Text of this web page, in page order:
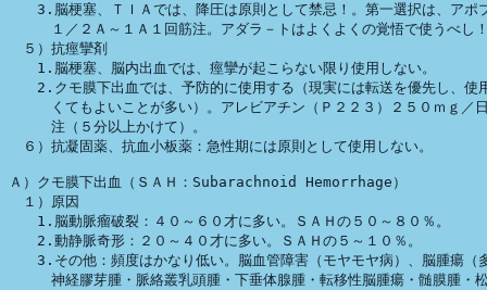
3.脳梗塞、ＴＩＡでは、降圧は原則として禁忌！。第一選択は、アポ
１／２Ａ～１Ａ１回筋注。アダラ－トはよくよくの覚悟で使うべし
５）抗痙攣剤
1.脳梗塞、脳内出血では、痙攣が起こらない限り使用しない。
2.クモ膜下出血では、予防的に使用する（現実には転送を優先し、使
くてもよいことが多い）。アレビアチン（Ｐ２２３）２５０ｍｇ／
注（５分以上かけて）。
６）抗凝固薬、抗血小板薬：急性期には原則として使用しない。
Ａ）クモ膜下出血（ＳＡＨ：Subarachnoid Hemorrhage）
１）原因
1.脳動脈瘤破裂：４０～６０才に多い。ＳＡＨの５０～８０％。
2.動静脈奇形：２０～４０才に多い。ＳＡＨの５～１０％。
3.その他：頻度はかなり低い。脳血管障害（モヤモヤ病）、脳腫瘍（
神経膠芽腫・脈絡叢乳頭腫・下垂体腺腫・転移性脳腫瘍・髄膜腫・